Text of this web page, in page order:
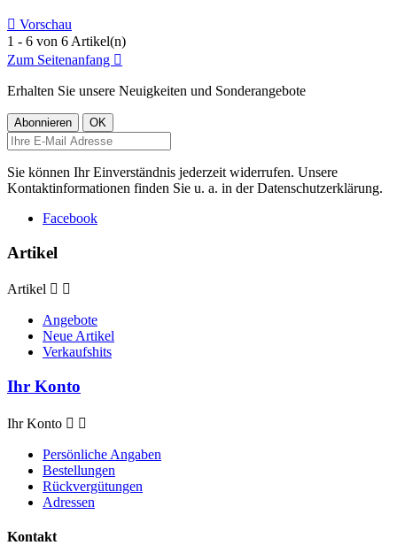
 Vorschau
1 - 6 von 6 Artikel(n)
Zum Seitenanfang 
Erhalten Sie unsere Neuigkeiten und Sonderangebote
Sie können Ihr Einverständnis jederzeit widerrufen. Unsere
Kontaktinformationen finden Sie u. a. in der Datenschutzerklärung.
Facebook
Artikel
Artikel  
Angebote
Neue Artikel
Verkaufshits
Ihr Konto
Ihr Konto  
Persönliche Angaben
Bestellungen
Rückvergütungen
Adressen
Kontakt